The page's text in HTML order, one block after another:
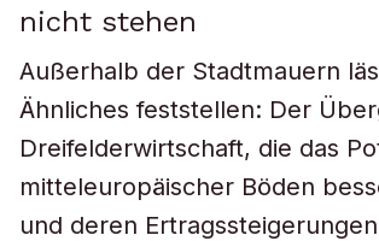
nicht stehen
Außerhalb der Stadtmauern
Ähnliches feststellen: Der
Dreifelderwirtschaft, die das
mitteleuropäischer Böden
und deren